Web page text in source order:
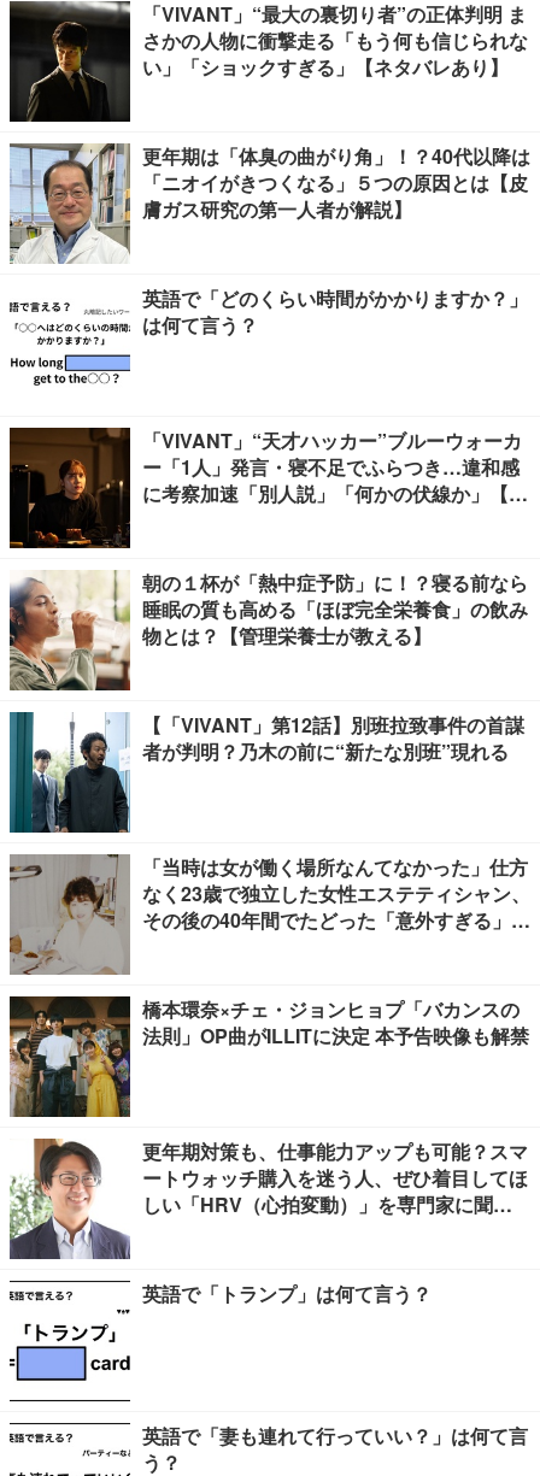
「VIVANT」“最大の裏切り者”の正体判明 ま
さかの人物に衝撃走る「もう何も信じられな
い」「ショックすぎる」【ネタバレあり】
更年期は「体臭の曲がり角」！？40代以降は
「ニオイがきつくなる」５つの原因とは【皮
膚ガス研究の第一人者が解説】
英語で「どのくらい時間がかかりますか？」
は何て言う？
「VIVANT」“天才ハッカー”ブルーウォーカ
ー「1人」発言・寝不足でふらつき…違和感
に考察加速「別人説」「何かの伏線か」【ネ
朝の１杯が「熱中症予防」に！？寝る前なら
睡眠の質も高める「ほぼ完全栄養食」の飲み
物とは？【管理栄養士が教える】
【「VIVANT」第12話】別班拉致事件の首謀
者が判明？乃木の前に“新たな別班”現れる
「当時は女が働く場所なんてなかった」仕方
なく23歳で独立した女性エステティシャン、
その後の40年間でたどった「意外すぎる」紆
橋本環奈×チェ・ジョンヒョプ「バカンスの
法則」OP曲がILLITに決定 本予告映像も解禁
更年期対策も、仕事能力アップも可能？スマ
ートウォッチ購入を迷う人、ぜひ着目してほ
しい「HRV（心拍変動）」を専門家に聞き
英語で「トランプ」は何て言う？
英語で「妻も連れて行っていい？」は何て言
う？